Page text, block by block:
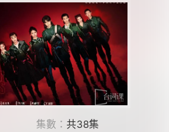
集數： 共38集